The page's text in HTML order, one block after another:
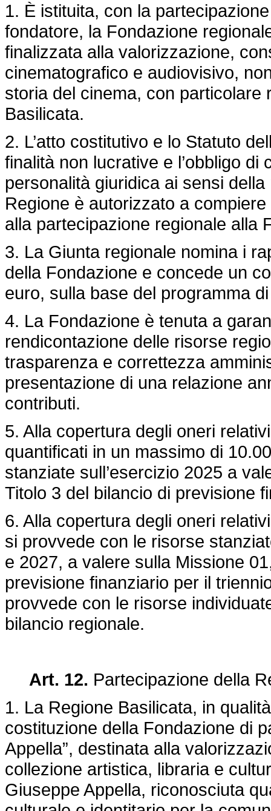
1. È istituita, con la
fondatore, la Fondazione
finalizzata alla valorizzazione,
cinematografico e audiovisivo,
storia del cinema, con particolare
Basilicata.
2. L’atto costitutivo e lo Statuto
finalità non lucrative e l’obbligo
personalità giuridica ai sensi
Regione è autorizzato a
alla partecipazione regionale alla
3. La Giunta regionale nomina i
della Fondazione e concede un
euro, sulla base del programma
4. La Fondazione è tenuta a
rendicontazione delle risorse
trasparenza e correttezza
presentazione di una relazione
contributi.
5. Alla copertura degli oneri
quantificati in un massimo di
stanziate sull’esercizio 2025 a
Titolo 3 del bilancio di previsione
6. Alla copertura degli oneri
si provvede con le risorse
e 2027, a valere sulla Missione
previsione finanziario per il
provvede con le risorse
bilancio regionale.
Art. 12. Partecipazione della
1. La Regione Basilicata, in
costituzione della Fondazione di
Appella”, destinata alla
collezione artistica, libraria e
Giuseppe Appella, riconosciuta